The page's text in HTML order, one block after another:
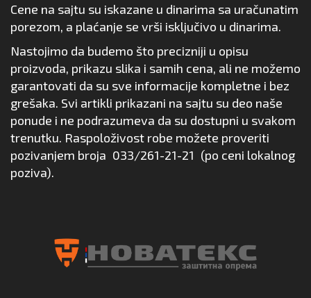
Cene na sajtu su iskazane u dinarima sa uračunatim
porezom, a plaćanje se vrši isključivo u dinarima.
Nastojimo da budemo što precizniji u opisu
proizvoda, prikazu slika i samih cena, ali ne možemo
garantovati da su sve informacije kompletne i bez
grešaka. Svi artikli prikazani na sajtu su deo naše
ponude i ne podrazumeva da su dostupni u svakom
trenutku. Raspoloživost robe možete proveriti
pozivanjem broja 033/261-21-21 (po ceni lokalnog
poziva).